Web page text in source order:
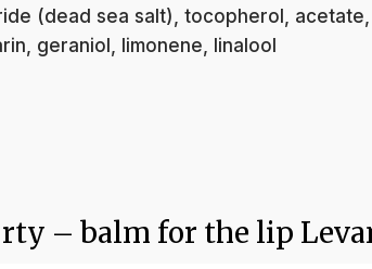
(dead sea salt), tocopherol,
geraniol, limonene, linalool
rty – balm for the lip